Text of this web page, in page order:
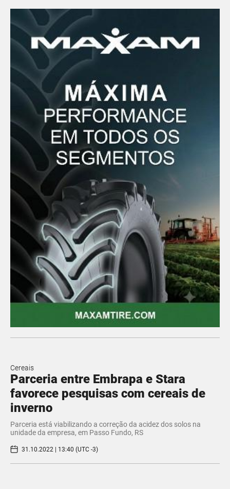
Cereais
Parceria entre Embrapa e Stara
favorece pesquisas com cereais de
inverno
Parceria está viabilizando a correção da acidez dos solos na
unidade da empresa, em Passo Fundo, RS
31.10.2022 | 13:40 (UTC -3)